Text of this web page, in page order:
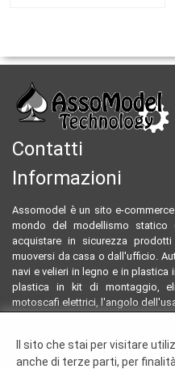
Il sito che stai per visitare
anche di terze parti, per
Contatti
Informazioni
Assomodel è un sito e-
mondo del modellismo statico
acquistare in sicurezza
muoversi da casa o dall'ufficio.
navi e velieri in legno e in
plastica in kit di montaggio,
motoscafi elettrici, l'angolo
Tel:0922804761 - 3293096230